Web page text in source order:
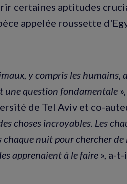
certaines aptitudes
appelée roussette
y compris les humains,
une question fondamentale
de Tel Aviv et co-
choses incroyables. Les
chaque nuit pour chercher
apprenaient à le faire », a-